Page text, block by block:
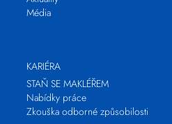
Média
KARIÉRA
STAŇ SE MAKLÉŘEM
Nabídky práce
Zkouška odborné způsobilosti